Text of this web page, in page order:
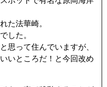
た法華崎。
した。
思って住んでいますが、
いところだ！と今回改め